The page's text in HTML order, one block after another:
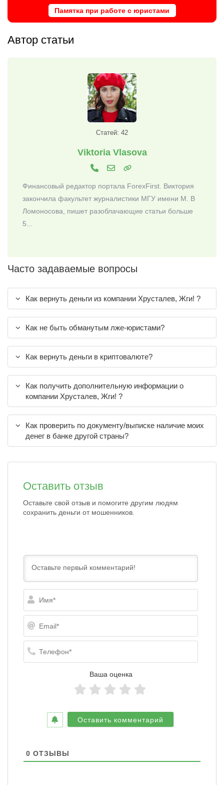
Памятка при работе с юристами
Автор статьи
Статей: 42
Viktoria Vlasova
Финансовый редактор портала ForexFirst. Виктория
закончила факультет журналистики МГУ имени М. В
Ломоносова, пишет разоблачающие статьи больше
5...
Часто задаваемые вопросы
Как вернуть деньги из компании Хрусталев, Жги! ?
Как не быть обманутым лже-юристами?
Как вернуть деньги в криптовалюте?
Как получить дополнительную информации о
компании Хрусталев, Жги! ?
Как проверить по документу/выписке наличие моих
денег в банке другой страны?
Оставить отзыв
Оставьте свой отзыв и помогите другим людям
сохранить деньги от мошенников.
Имя*
Email*
Ваша оценка
0 ОТЗЫВЫ